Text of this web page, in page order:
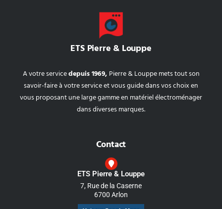
ETS Pierre & Louppe
A votre servicedepuis 1969, Pierre & Louppe mets tout son
savoir-faire à votre service et vous guide dans vos choix en
vous proposant une large gamme en matériel électroménager
dans diverses marques.
Contact
ETS Pierre & Louppe
7, Rue de la Caserne
6700 Arlon